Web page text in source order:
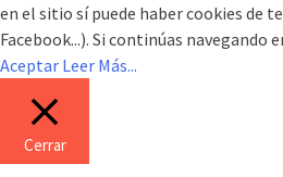
en el sitio sí puede haber cookies de
Facebook...). Si continúas navegando
Aceptar Leer Más...
Cerrar